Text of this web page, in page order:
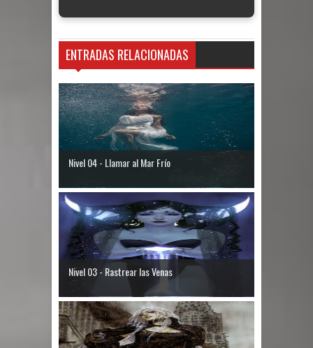
ENTRADAS RELACIONADAS
Nivel 04 - Llamar al Mar Frío
Nivel 03 - Rastrear las Venas